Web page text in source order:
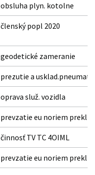
obsluha plyn. kotolne
členský popl 2020
geodetické zameranie
prezutie a usklad.pneumat
oprava služ. vozidla
prevzatie eu noriem prekl
činnosť TV TC 4OIML
prevzatie eu noriem prekl